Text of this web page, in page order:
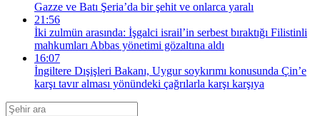
Gazze ve Batı Şeria’da bir şehit ve onlarca yaralı
21:56
İki zulmün arasında: İşgalci israil’in serbest bıraktığı Filistinli
mahkumları Abbas yönetimi gözaltına aldı
16:07
İngiltere Dışişleri Bakanı, Uygur soykırımı konusunda Çin’e
karşı tavır alması yönündeki çağrılarla karşı karşıya